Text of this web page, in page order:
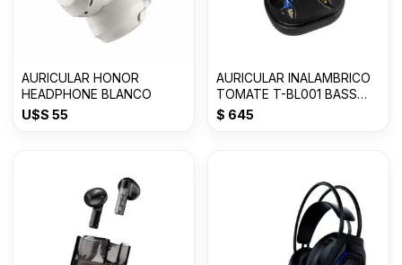
AURICULAR HONOR
HEADPHONE BLANCO
U$S 55
AURICULAR INALAMBRICO
TOMATE T-BL001 BASS
Con 50% OFF
$ 645